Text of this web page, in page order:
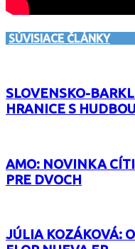
SÚVISIACE ČLÁNKY
SLOVENSKO-
HRANICE S
AMO: NOVINKA
PRE DVOCH
JÚLIA KOZÁKOVÁ: